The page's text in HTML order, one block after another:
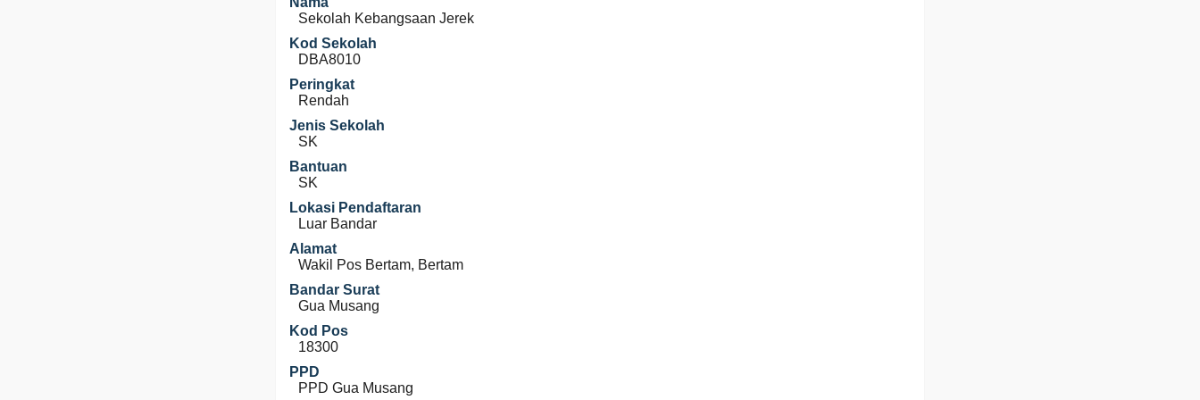
Sekolah Kebangsaan Jerek
Kod Sekolah
DBA8010
Peringkat
Rendah
Jenis Sekolah
SK
Bantuan
SK
Lokasi Pendaftaran
Luar Bandar
Alamat
Wakil Pos Bertam, Bertam
Bandar Surat
Gua Musang
Kod Pos
18300
PPD
PPD Gua Musang